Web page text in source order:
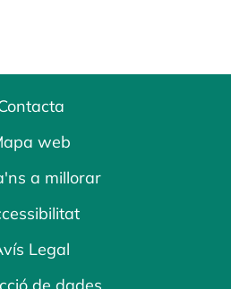
web
a millorar
Legal